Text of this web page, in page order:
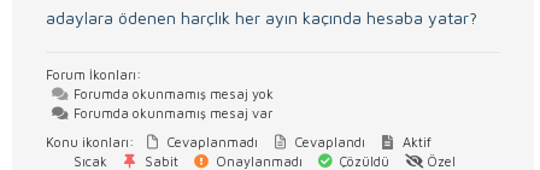
adaylara ödenen harçlık her ayın kaçında hesaba yatar?
Forum İkonları:
Forumda okunmamış mesaj yok
Forumda okunmamış mesaj var
Konu ikonları:
Cevaplanmadı Cevaplandı
Aktif
Sıcak
Sabit Onaylanmadı Çözüldü
Özel